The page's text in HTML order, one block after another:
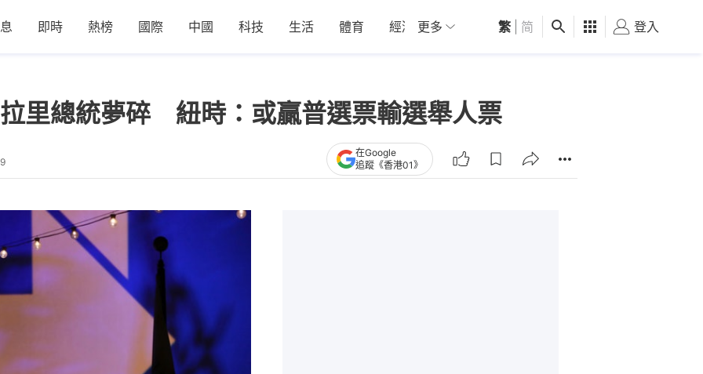
即時 熱榜 國際 中國 科技 生活 體育 經濟 01深圳 觀點 健康 好食玩飛
更多 繁 简 登入
里總統夢碎 紐時：或贏普選票輸選舉人票
在Google
追蹤《香港01》